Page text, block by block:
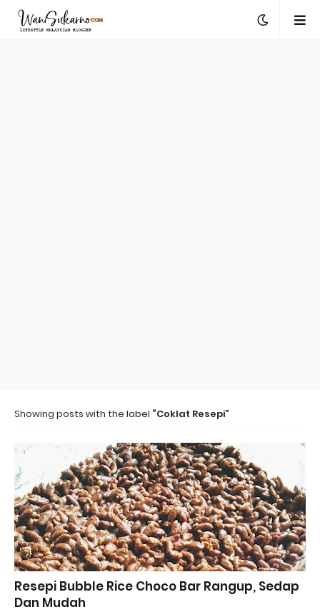
Showing posts with the label Coklat Resepi
Resepi Bubble Rice Choco Bar Rangup, Sedap
Dan Mudah